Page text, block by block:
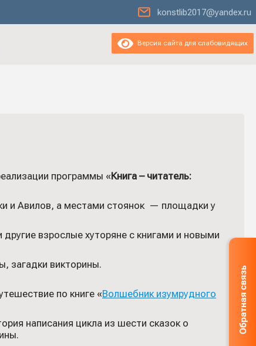
konstlib2017@yandex.ru
Версия сайта для слабовидящих
программы «Книга – читатель:
и Авилов, а местами стоянок — площадки у
взрослые хуторяне с книгами и новыми
загадки викторины.
по книге «Волшебник изумрудного
написания цикла из шести сказок о